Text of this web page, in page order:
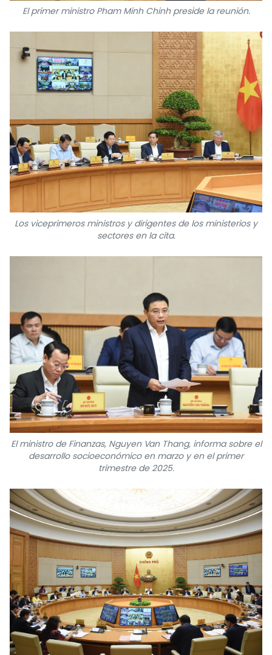
El primer ministro Pham Minh Chinh preside la reunión.
Los viceprimeros ministros y dirigentes de los ministerios y
sectores en la cita.
El ministro de Finanzas, Nguyen Van Thang, informa sobre el
desarrollo socioeconómico en marzo y en el primer
trimestre de 2025.